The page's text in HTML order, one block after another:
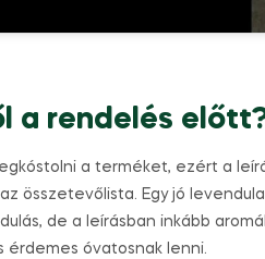
a rendelés
a terméket, ezért a
összetevőlista. Egy jó
de a leírásban inkább
érdemes óvatosnak lenni.